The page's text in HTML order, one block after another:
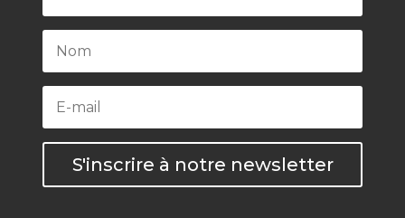
S'inscrire à notre newsletter